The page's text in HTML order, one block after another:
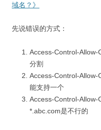
域名？》
先说错误的方式：
Access-Control-Allow-
分割
Access-Control-Allow-
能支持一个
Access-Control-Allow-
*.abc.com是不行的